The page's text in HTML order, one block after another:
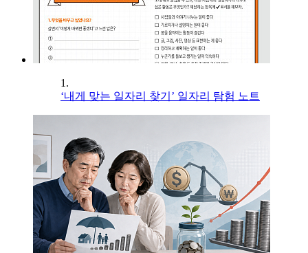
1.
‘내게 맞는 일자리 찾기’ 일자리 탐험 노트